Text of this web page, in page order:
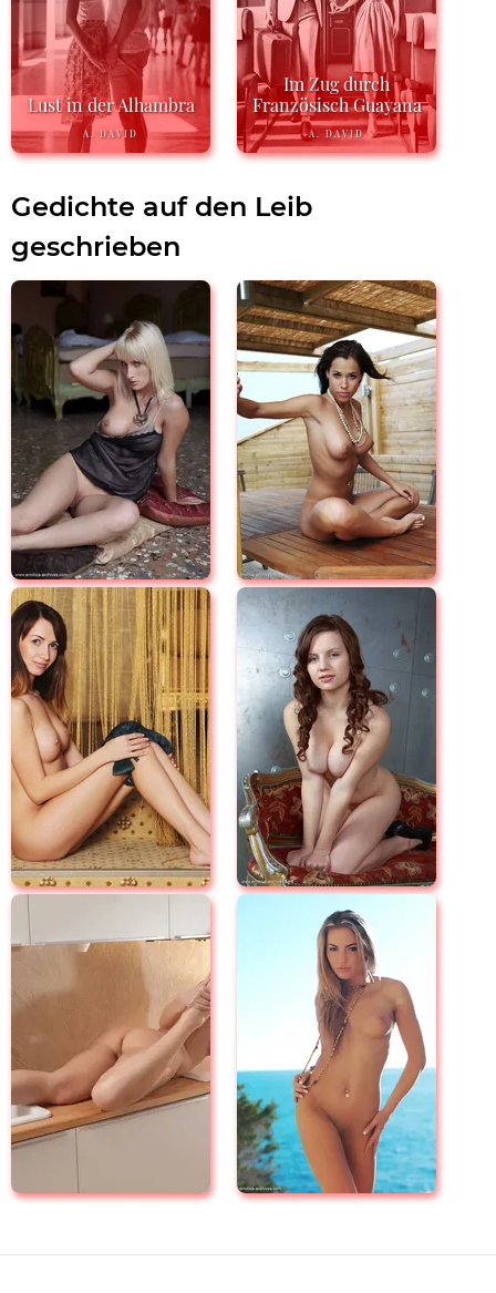
Lust in der Alhambra
A. DAVID
Im Zug durch
Französisch Guayana
A. DAVID
Gedichte auf den Leib
geschrieben